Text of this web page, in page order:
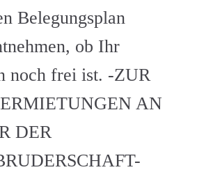
Belegungsplan
ob Ihr
noch frei ist. -ZUR
AN
DER